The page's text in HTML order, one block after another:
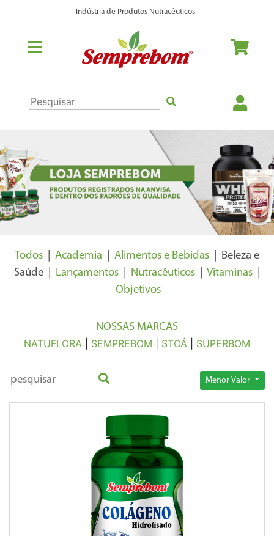
Indústria de Produtos Nutracêuticos
Previous Next
Todos Academia Alimentos e Bebidas | Beleza e
Saúde | Lançamentos Nutracêuticos Vitaminas
Objetivos
NOSSAS MARCAS
NATUFLORA SEMPREBOM STOÁ SUPERBOM
Menor Valor